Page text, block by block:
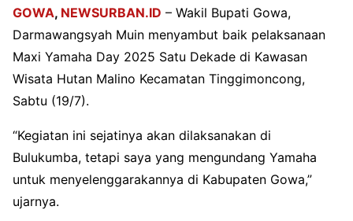
GOWA, NEWSURBAN.ID – Wakil Bupati Gowa,
Darmawangsyah Muin menyambut baik pelaksanaan
Maxi Yamaha Day 2025 Satu Dekade di Kawasan
Wisata Hutan Malino Kecamatan Tinggimoncong,
Sabtu (19/7).
“Kegiatan ini sejatinya akan dilaksanakan di
Bulukumba, tetapi saya yang mengundang Yamaha
untuk menyelenggarakannya di Kabupaten Gowa,”
ujarnya.